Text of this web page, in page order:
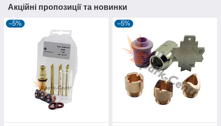
Акційні пропозиції та новинки
–5% –5%